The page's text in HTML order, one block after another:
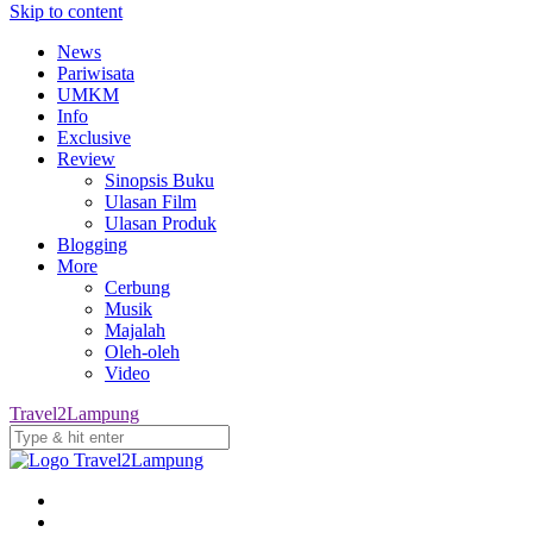
Skip to content
News
Pariwisata
UMKM
Info
Exclusive
Review
Sinopsis Buku
Ulasan Film
Ulasan Produk
Blogging
More
Cerbung
Musik
Majalah
Oleh-oleh
Video
Travel2Lampung